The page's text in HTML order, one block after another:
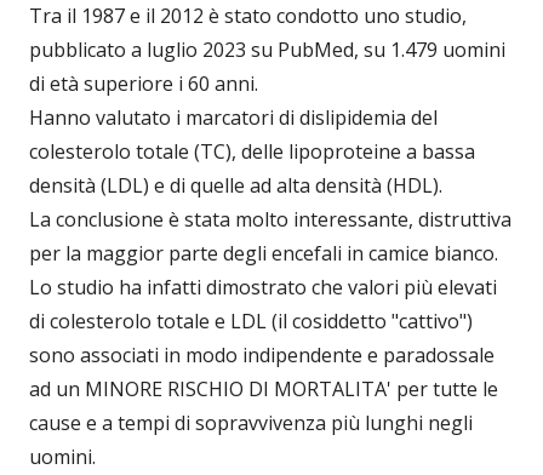
Tra il 1987 e il 2012 è stato condotto uno studio,
pubblicato a luglio 2023 su PubMed, su 1.479 uomini
di età superiore i 60 anni.
Hanno valutato i marcatori di dislipidemia del
colesterolo totale (TC), delle lipoproteine a bassa
densità (LDL) e di quelle ad alta densità (HDL).
La conclusione è stata molto interessante, distruttiva
per la maggior parte degli encefali in camice bianco.
Lo studio ha infatti dimostrato che valori più elevati
di colesterolo totale e LDL (il cosiddetto "cattivo")
sono associati in modo indipendente e paradossale
ad un MINORE RISCHIO DI MORTALITA' per tutte le
cause e a tempi di sopravvivenza più lunghi negli
uomini.